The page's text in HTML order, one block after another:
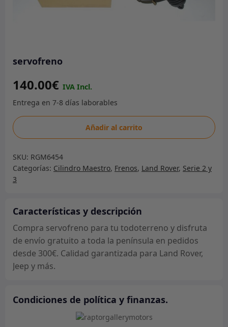
servofreno
140.00€
servofreno
cantidad
Añadir al carrito
SKU: RGM6454
Categorías: Cilindro Maestro, Frenos, Land Rover, Serie 2 y
3
Características y descripción
Compra servofreno para tu todoterreno y disfruta
de envío gratuito a toda la península en pedidos
desde 300€. Calidad garantizada para Land Rover,
Jeep y más.
Condiciones de política y finanzas.